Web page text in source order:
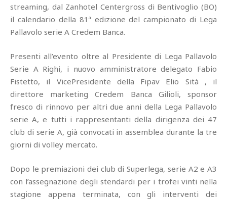
streaming, dal Zanhotel Centergross di Bentivoglio (BO)
il calendario della 81ª edizione del campionato di Lega
Pallavolo serie A Credem Banca.
Presenti all’evento oltre al Presidente di Lega Pallavolo
Serie A Righi, i nuovo amministratore delegato Fabio
Fistetto, il VicePresidente della Fipav Elio Sità , il
direttore marketing Credem Banca Gilioli, sponsor
fresco di rinnovo per altri due anni della Lega Pallavolo
serie A, e tutti i rappresentanti della dirigenza dei 47
club di serie A, già convocati in assemblea durante la tre
giorni di volley mercato.
Dopo le premiazioni dei club di Superlega, serie A2 e A3
con l’assegnazione degli stendardi per i trofei vinti nella
stagione appena terminata, con gli interventi dei